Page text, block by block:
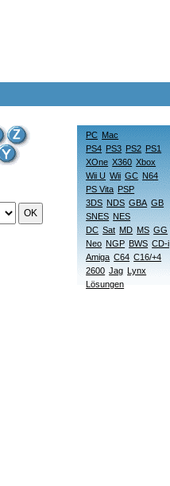
OK
PC Mac
PS4 PS3 PS2 PS1
XOne X360 Xbox
Wii U Wii GC N64
PS Vita PSP
3DS NDS GBA GB
SNES NES
DC Sat MD MS GG
Neo NGP BWS CD-i
Amiga C64 C16/+4
2600 Jag Lynx
Lösungen